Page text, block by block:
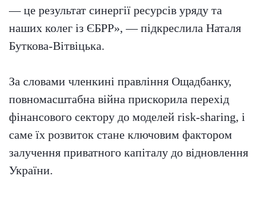
— це результат синергії ресурсів уряду та
наших колег із ЄБРР», — підкреслила Наталя
Буткова-Вітвіцька.
За словами членкині правління Ощадбанку,
повномасштабна війна прискорила перехід
фінансового сектору до моделей risk-sharing, і
саме їх розвиток стане ключовим фактором
залучення приватного капіталу до відновлення
України.